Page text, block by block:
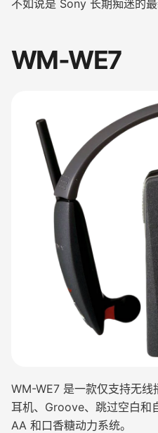
不如说是 Sony 长期痴迷的最
WM-WE7
WM-WE7 是一款仅支持无
耳机、Groove、跳过空白和
AA 和口香糖动力系统。